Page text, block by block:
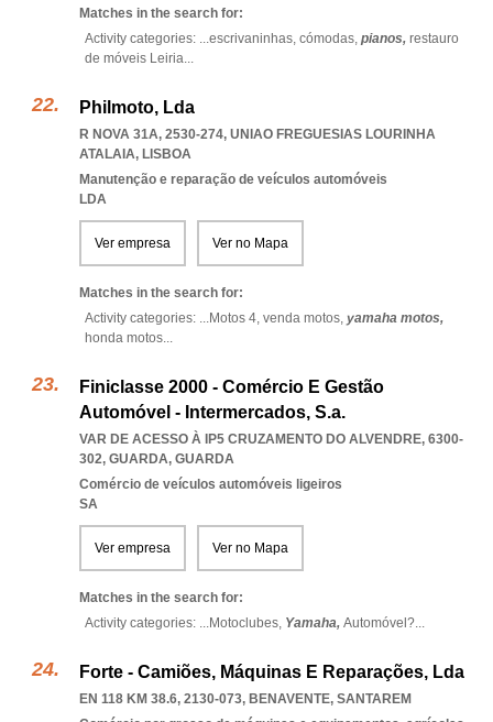
Matches in the search for:
Activity categories: ...escrivaninhas, cómodas, pianos, restauro
de móveis Leiria...
Philmoto, Lda
R NOVA 31A, 2530-274, UNIAO FREGUESIAS LOURINHA
ATALAIA, LISBOA
Manutenção e reparação de veículos automóveis
LDA
Ver empresa Ver no Mapa
Matches in the search for:
Activity categories: ...Motos 4, venda motos, yamaha motos,
honda motos...
Finiclasse 2000 - Comércio E Gestão
Automóvel - Intermercados, S.a.
VAR DE ACESSO À IP5 CRUZAMENTO DO ALVENDRE, 6300-
302, GUARDA, GUARDA
Comércio de veículos automóveis ligeiros
SA
Ver empresa Ver no Mapa
Matches in the search for:
Activity categories: ...Motoclubes, Yamaha, Automóvel?...
Forte - Camiões, Máquinas E Reparações, Lda
EN 118 KM 38.6, 2130-073, BENAVENTE, SANTAREM